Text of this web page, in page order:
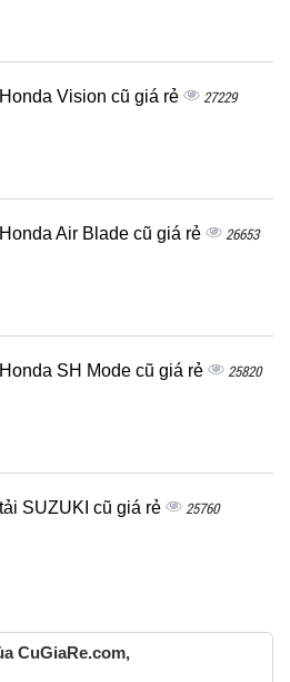
Vision cũ giá rẻ 27229
Air Blade cũ giá rẻ 26653
SH Mode cũ giá rẻ 25820
SUZUKI cũ giá rẻ 25760
CuGiaRe.com,